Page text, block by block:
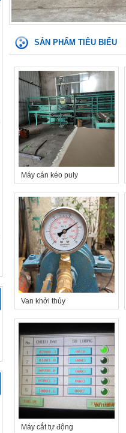
SẢN PHẨM TIÊU BIỂU
Máy cán kéo puly
Van khởi thủy
Máy cắt tự động